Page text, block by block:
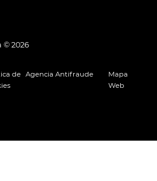
© 2026
de Agencia Antifraude
Mapa
Web